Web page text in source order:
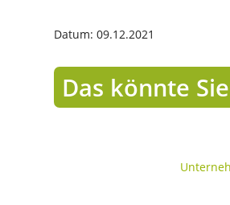
Datum: 09.12.2021
Das könnte